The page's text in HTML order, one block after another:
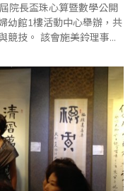
院長盃珠心算暨數學公開
幼館1樓活動中心舉辦，共
鈴理事長
也比一般同學優良，孩子
驕、敗不餒』的胸襟，也